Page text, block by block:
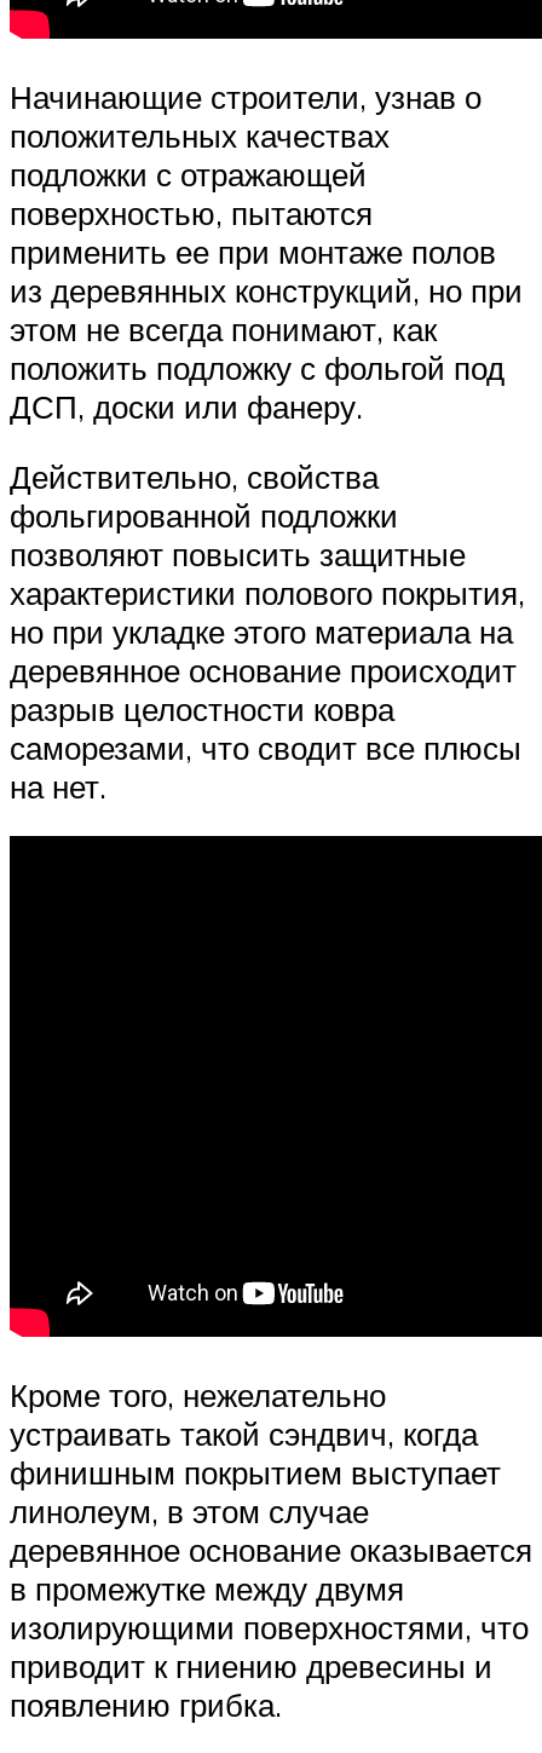
Начинающие строители, узнав о
положительных качествах
подложки с отражающей
поверхностью, пытаются
применить ее при монтаже полов
из деревянных конструкций, но при
этом не всегда понимают, как
положить подложку с фольгой под
ДСП, доски или фанеру.
Действительно, свойства
фольгированной подложки
позволяют повысить защитные
характеристики полового покрытия,
но при укладке этого материала на
деревянное основание происходит
разрыв целостности ковра
саморезами, что сводит все плюсы
на нет.
Кроме того, нежелательно
устраивать такой сэндвич, когда
финишным покрытием выступает
линолеум, в этом случае
деревянное основание оказывается
в промежутке между двумя
изолирующими поверхностями, что
приводит к гниению древесины и
появлению грибка.